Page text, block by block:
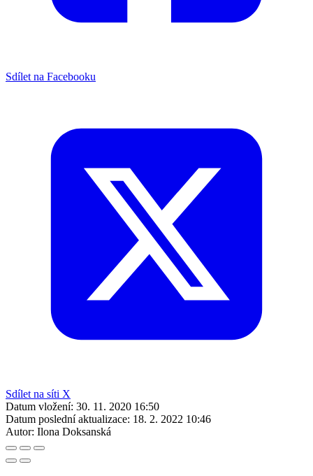
Sdílet na Facebooku
Sdílet na síti X
Datum vložení: 30. 11. 2020 16:50
Datum poslední aktualizace: 18. 2. 2022 10:46
Autor: Ilona Doksanská